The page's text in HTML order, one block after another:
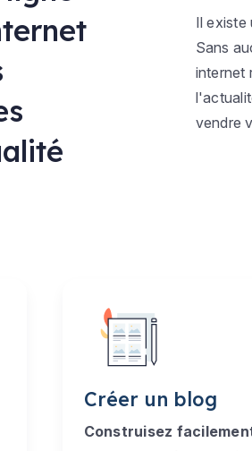
Il existe
Sans
internet
vendre
Créer un blog
Construisez